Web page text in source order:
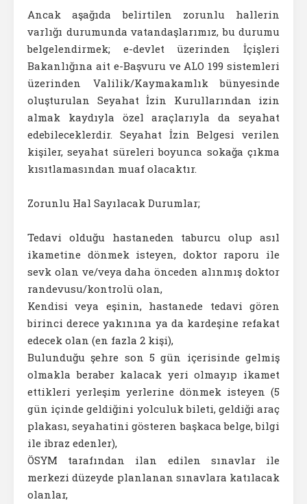
Ancak aşağıda belirtilen zorunlu hallerin
varlığı durumunda vatandaşlarımız, bu durumu
belgelendirmek; e-devlet üzerinden İçişleri
Bakanlığına ait e-Başvuru ve ALO 199 sistemleri
üzerinden Valilik/Kaymakamlık bünyesinde
oluşturulan Seyahat İzin Kurullarından izin
almak kaydıyla özel araçlarıyla da seyahat
edebileceklerdir. Seyahat İzin Belgesi verilen
kişiler, seyahat süreleri boyunca sokağa çıkma
kısıtlamasından muaf olacaktır.
Zorunlu Hal Sayılacak Durumlar;
Tedavi olduğu hastaneden taburcu olup asıl
ikametine dönmek isteyen, doktor raporu ile
sevk olan ve/veya daha önceden alınmış doktor
randevusu/kontrolü olan,
Kendisi veya eşinin, hastanede tedavi gören
birinci derece yakınına ya da kardeşine refakat
edecek olan (en fazla 2 kişi),
Bulunduğu şehre son 5 gün içerisinde gelmiş
olmakla beraber kalacak yeri olmayıp ikamet
ettikleri yerleşim yerlerine dönmek isteyen (5
gün içinde geldiğini yolculuk bileti, geldiği araç
plakası, seyahatini gösteren başkaca belge, bilgi
ile ibraz edenler),
ÖSYM tarafından ilan edilen sınavlar ile
merkezi düzeyde planlanan sınavlara katılacak
olanlar,